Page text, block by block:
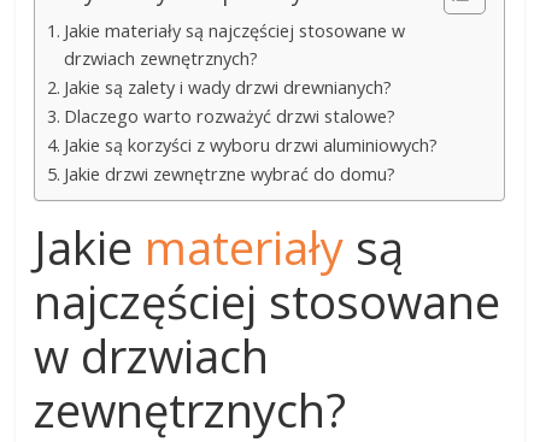
Jakie materiały są najczęściej stosowane w
drzwiach zewnętrznych?
Jakie są zalety i wady drzwi drewnianych?
Dlaczego warto rozważyć drzwi stalowe?
Jakie są korzyści z wyboru drzwi aluminiowych?
Jakie drzwi zewnętrzne wybrać do domu?
Jakie materiały są
najczęściej stosowane
w drzwiach
zewnętrznych?